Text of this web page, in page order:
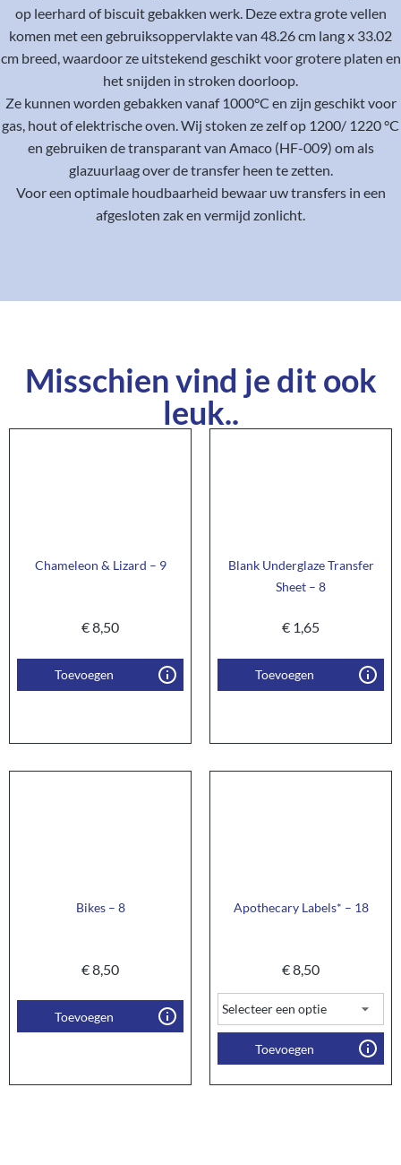
op leerhard of biscuit gebakken werk. Deze extra grote vellen
komen met een gebruiksoppervlakte van 48.26 cm lang x 33.02
cm breed, waardoor ze uitstekend geschikt voor grotere platen en
het snijden in stroken doorloop.
Ze kunnen worden gebakken vanaf 1000°C en zijn geschikt voor
gas, hout of elektrische oven. Wij stoken ze zelf op 1200/ 1220 °C
en gebruiken de transparant van Amaco (HF-009) om als
glazuurlaag over de transfer heen te zetten.
Voor een optimale houdbaarheid bewaar uw transfers in een
afgesloten zak en vermijd zonlicht.
Misschien vind je dit ook
leuk..
Chameleon & Lizard – 9
€8,50
Toevoegen
Blank Underglaze Transfer
Sheet – 8
€ 1,65
Toevoegen
Bikes – 8
€8,50
Toevoegen
Apothecary Labels* – 18
€8,50
Toevoegen